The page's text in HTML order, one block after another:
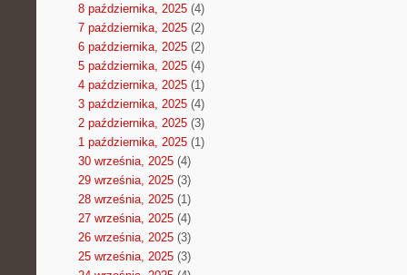
8 października, 2025(4)
7 października, 2025(2)
6 października, 2025(2)
5 października, 2025(4)
4 października, 2025(1)
3 października, 2025(4)
2 października, 2025(3)
1 października, 2025(1)
30 września, 2025(4)
29 września, 2025(3)
28 września, 2025(1)
27 września, 2025(4)
26 września, 2025(3)
25 września, 2025(3)